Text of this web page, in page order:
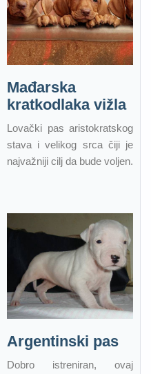
Mađarska
kratkodlaka vižla
Lovački pas aristokratskog
stava i velikog srca čiji je
najvažniji cilj da bude voljen.
Argentinski pas
Dobro istreniran, ovaj